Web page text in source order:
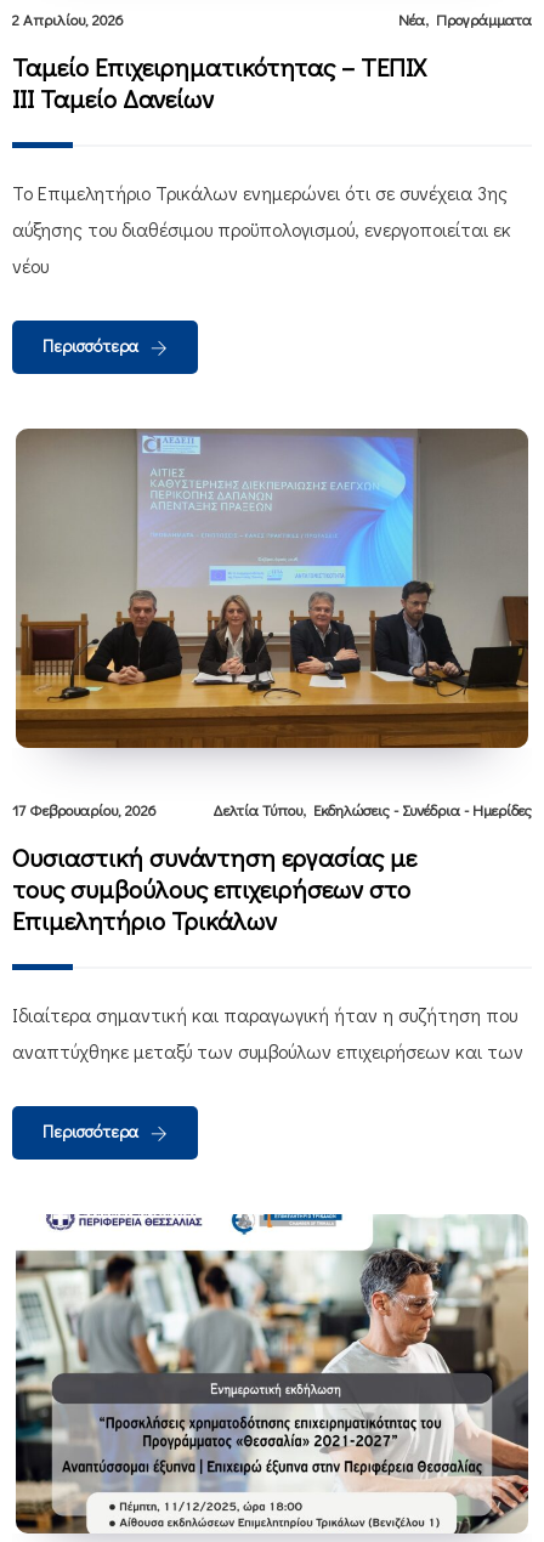
2 Απριλίου, 2026 Νέα, Προγράμματα
Ταμείο Επιχειρηματικότητας – ΤΕΠΙΧ
ΙΙΙ Ταμείο Δανείων
Το Επιμελητήριο Τρικάλων ενημερώνει ότι σε συνέχεια 3ης
αύξησης του διαθέσιμου προϋπολογισμού, ενεργοποιείται εκ
νέου
Περισσότερα
17 Φεβρουαρίου, 2026 Δελτία Τύπου, Εκδηλώσεις - Συνέδρια - Ημερίδες
Ουσιαστική συνάντηση εργασίας με
τους συμβούλους επιχειρήσεων στο
Επιμελητήριο Τρικάλων
Ιδιαίτερα σημαντική και παραγωγική ήταν η συζήτηση που
αναπτύχθηκε μεταξύ των συμβούλων επιχειρήσεων και των
Περισσότερα